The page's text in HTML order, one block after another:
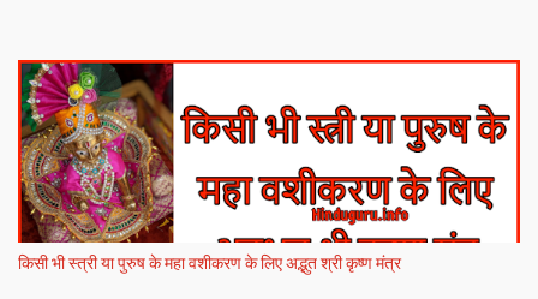
किसी भी स्त्री या पुरुष के महा वशीकरण के लिए अद्भुत श्री कृष्ण मंत्र